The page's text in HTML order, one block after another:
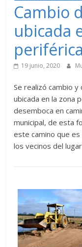
Cambio
ubicada
19 junio, 2020
Se realizó cambio
ubicada en la zona
desemboca en
municipal, de esta
este camino que es
los vecinos del